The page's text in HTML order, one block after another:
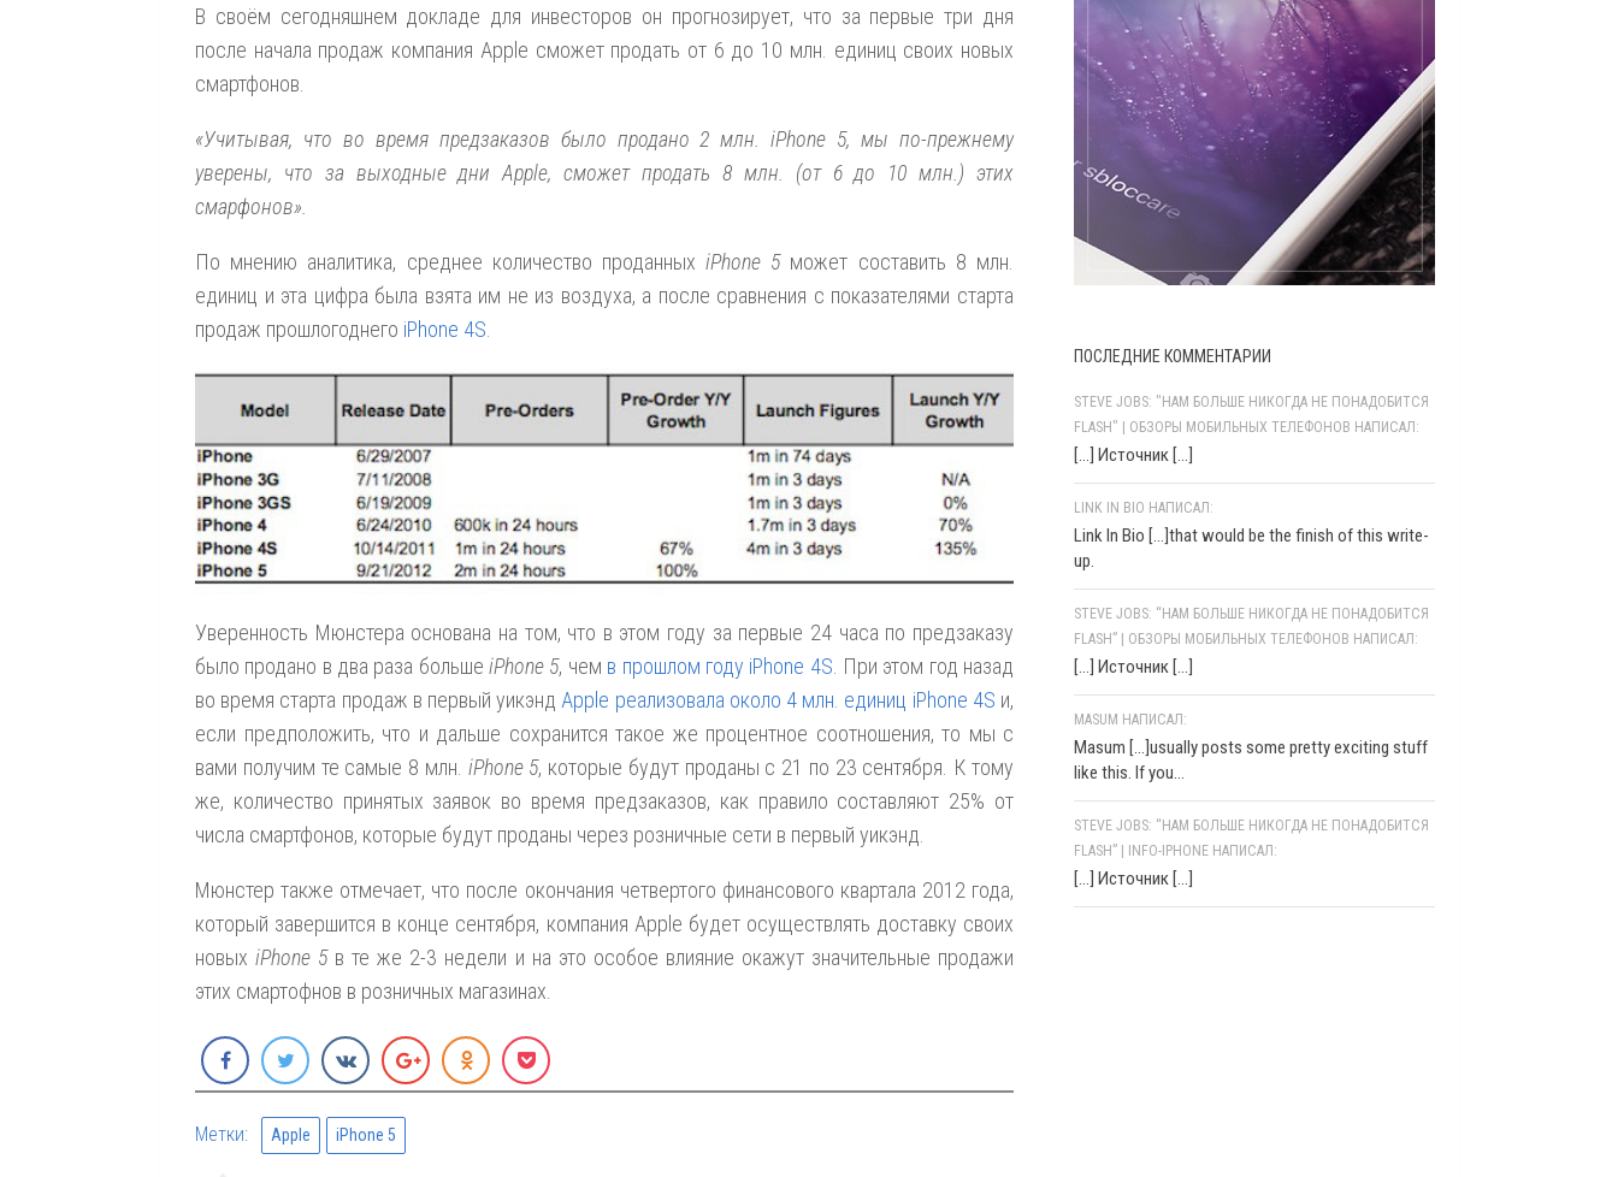
В своём сегодняшнем докладе для инвесторов он прогнозирует, что за первые три дня
после начала продаж компания Apple сможет продать от 6 до 10 млн. единиц своих новых
смартфонов.
«Учитывая, что во время предзаказов было продано 2 млн. iPhone 5, мы по-прежнему
уверены, что за выходные дни Apple, сможет продать 8 млн. (от 6 до 10 млн.) этих
смарфонов».
По мнению аналитика, среднее количество проданныхiPhone 5может составить 8 млн.
единиц и эта цифра была взята им не из воздуха, а после сравнения с показателями старта
продаж прошлогоднего iPhone 4S
Уверенность Мюнстера основана на том, что в этом году за первые 24 часа по предзаказу
было продано в два раза большеiPhone 5, чем в прошлом году iPhone 4S . При этом год назад
во время старта продаж в первый уикэнд Apple реализовала около 4 млн. единиц iPhone 4S и,
если предположить, что и дальше сохранится такое же процентное соотношения, то мы с
вами получим те самые 8 млн. iPhone 5, которые будут проданы с 21 по 23 сентября. К тому
же, количество принятых заявок во время предзаказов, как правило составляют 25% от
числа смартфонов, которые будут проданы через розничные сети в первый уикэнд.
Мюнстер также отмечает, что после окончания четвертого финансового квартала 2012 года,
который завершится в конце сентября, компания Apple будет осуществлять доставку своих
новыхiPhone 5в те же 2-3 недели и на это особое влияние окажут значительные продажи
этих смартофнов в розничных магазинах.
Метки: Apple iPhone 5
ПОСЛЕДНИЕ КОММЕНТАРИИ
STEVE JOBS: "НАМ БОЛЬШЕ НИКОГДА НЕ ПОНАДОБИТСЯ
FLASH" | ОБЗОРЫ МОБИЛЬНЫХ ТЕЛЕФОНОВ НАПИСАЛ:
[…] Источник […]
LINK IN BIO НАПИСАЛ:
Link In Bio [...]that would be the finish of this write-
up.
STEVE JOBS: “НАМ БОЛЬШЕ НИКОГДА НЕ ПОНАДОБИТСЯ
FLASH” | ОБЗОРЫ МОБИЛЬНЫХ ТЕЛЕФОНОВ НАПИСАЛ:
[…] Источник […]
MASUM НАПИСАЛ:
Masum [...]usually posts some pretty exciting stuff
like this. If you...
STEVE JOBS: “НАМ БОЛЬШЕ НИКОГДА НЕ ПОНАДОБИТСЯ
FLASH” | INFO-IPHONE НАПИСАЛ:
[…] Источник […]